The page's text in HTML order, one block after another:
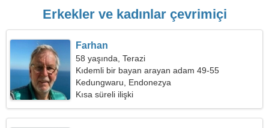
Erkekler ve kadınlar çevrimiçi
Farhan
58 yaşında, Terazi
Kıdemli bir bayan arayan adam 49-55
Kedungwaru, Endonezya
Kısa süreli ilişki